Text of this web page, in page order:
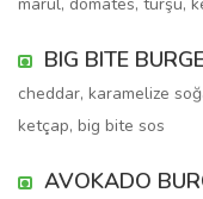
BIG BITE
cheddar, karamelize
ketçap, big bite sos
AVOKADO